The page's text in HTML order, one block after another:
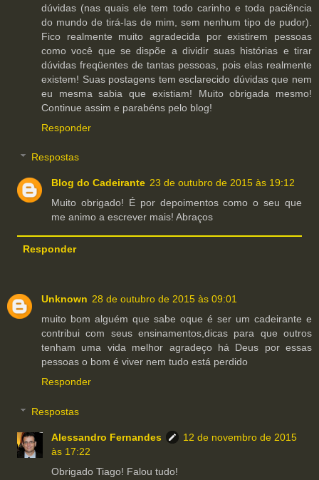
dúvidas (nas quais ele tem todo carinho e toda paciência
do mundo de tirá-las de mim, sem nenhum tipo de pudor).
Fico realmente muito agradecida por existirem pessoas
como você que se dispõe a dividir suas histórias e tirar
dúvidas freqüentes de tantas pessoas, pois elas realmente
existem! Suas postagens tem esclarecido dúvidas que nem
eu mesma sabia que existiam! Muito obrigada mesmo!
Continue assim e parabéns pelo blog!
Responder
Respostas
Blog do Cadeirante 23 de outubro de 2015 às 19:12
Muito obrigado! É por depoimentos como o seu que
me animo a escrever mais! Abraços
Responder
Unknown 28 de outubro de 2015 às 09:01
muito bom alguém que sabe oque é ser um cadeirante e
contribui com seus ensinamentos,dicas para que outros
tenham uma vida melhor agradeço há Deus por essas
pessoas o bom é viver nem tudo está perdido
Responder
Respostas
Alessandro Fernandes
12 de novembro de 2015
às 17:22
Obrigado Tiago! Falou tudo!